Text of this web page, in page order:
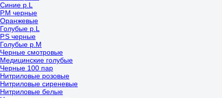
Синие р.L
Р.М черные
Оранжевые
Голубые р.L
Р.S черные
Голубые р.M
Черные смотровые
Медицинские голубые
Черные 100 пар
Нитриловые розовые
Нитриловые сиреневые
Нитриловые белые